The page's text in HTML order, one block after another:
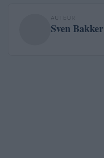
AUTEUR
Sven Bakker